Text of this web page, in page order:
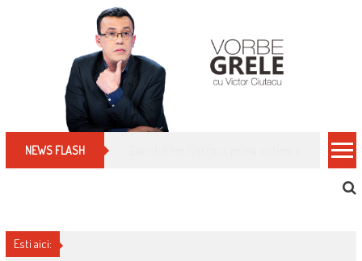
NEWS FLASH Cum îți schimbi, rapid, gratuit și eficient,
Esti aici: